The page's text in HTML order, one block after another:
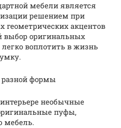
мебели является
решением при
геометрических акцентов
выбор оригинальных
воплотить в жизнь
разной формы
необычные
пуфы,
мебель.